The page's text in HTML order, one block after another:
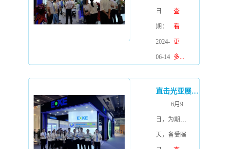
入，对拓展
市场的信心
与毅力，对
品牌推广的
运量依然达
到了惊人的
182.3万人
次，并带动
流总体呈增
长态势。苏
州地铁6号线
自西北向东
南贯穿苏
领军盛会—
第29届广州
国际照明展
览会
（简称“光亚
展”）在广州
中国进出口
商品交易会
日
期：
2024-
06-14
查
看
更
多...
直击光亚展 I BOKE展厅持续火热，吸引众多客户参观和交流！
6月9
日，为期四
天，备受瞩